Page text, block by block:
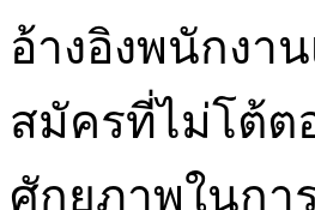
อ้างอิงพนักงา
สมัครที่ไม่โต้ต
ศักยภาพในกา